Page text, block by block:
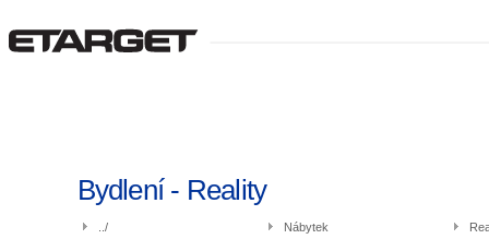
Bydlení - Reality
../
Nábytek